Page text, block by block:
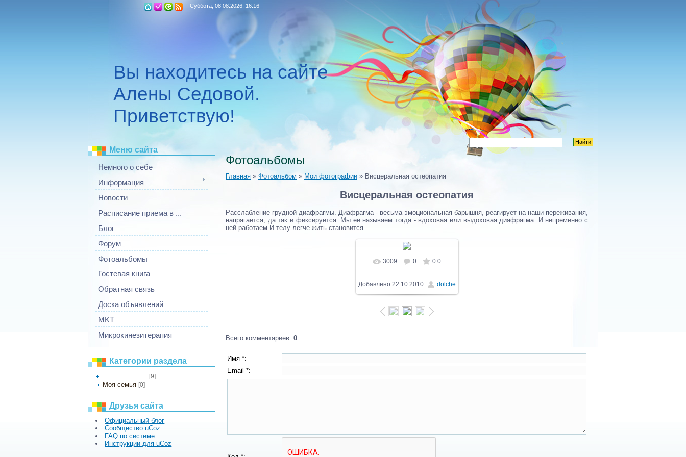
Суббота, 08.08.2026, 16:16
Вы находитесь на сайте
Алены Седовой.
Приветствую!
Меню сайта
Немного о себе
Информация
Новости
Расписание приема в ...
Блог
Форум
Фотоальбомы
Гостевая книга
Обратная связь
Доска объявлений
MKT
Микрокинезитерапия
Категории раздела
[9]
Моя семья [0]
Друзья сайта
Официальный блог
Сообщество uCoz
FAQ по системе
Инструкции для uCoz
Фотоальбомы
Главная » Фотоальбом » Мои фотографии » Висцеральная остеопатия
Висцеральная остеопатия
Расслабление грудной диафрагмы. Диафрагма - весьма эмоциональная барышня, реагирует на наши переживания,
напрягается, да так и фиксируется. Мы ее называем тогда - вдоховая или выдоховая диафрагма. И непременно с
ней работаем.И телу легче жить становится.
В реальном размере
401x604/ 30.1Kb
3009 0 0.0
Добавлено22.10.2010 dolche
Всего комментариев: 0
Имя *:
Email *: